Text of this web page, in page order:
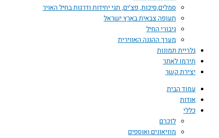
סמלים,סיכות, פצ'ים, תגי יחידות ודרגות בחיל האויר
תעופה צבאית בארץ ישראל
גיבורי החיל
מערך ההגנה האווירית
גלריית תמונות
תירמו לאתר
יצירת קשר
עמוד הבית
אודות
כללי
לזכרם
מוזיאונים ואוספים